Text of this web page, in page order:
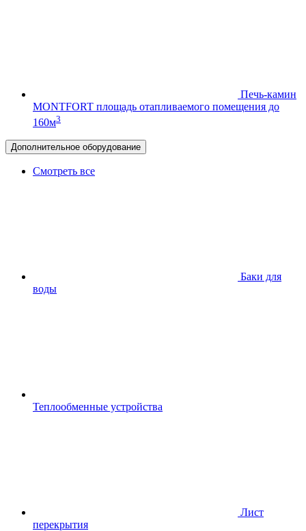
Печь-камин
MONTFORT площадь отапливаемого помещения до
160м3
Дополнительное оборудование
Смотреть все
Баки для
воды
Теплообменные устройства
Лист
перекрытия